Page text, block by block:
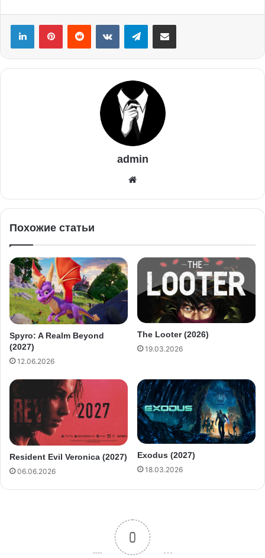
admin
Похожие статьи
Spyro: A Realm Beyond
(2027)
12.06.2026
The Looter (2026)
19.03.2026
Resident Evil Veronica (2027)
06.06.2026
Exodus (2027)
18.03.2026
0